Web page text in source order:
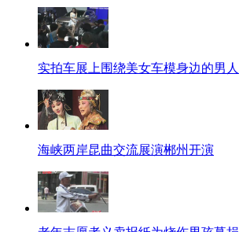
实拍车展上围绕美女车模身边的男人
海峡两岸昆曲交流展演郴州开演